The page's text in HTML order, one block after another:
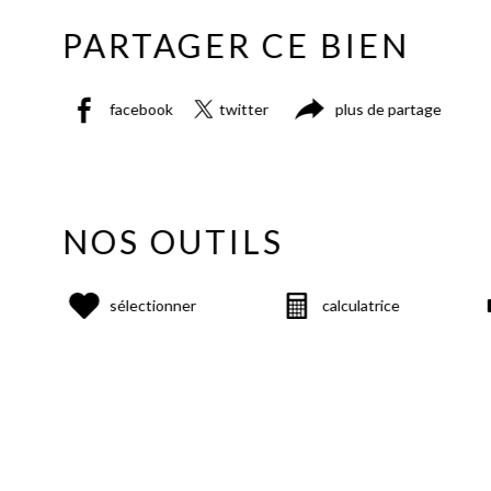
PARTAGER CE BIEN
facebook twitter plus de partage
NOS OUTILS
sélectionner calculatrice